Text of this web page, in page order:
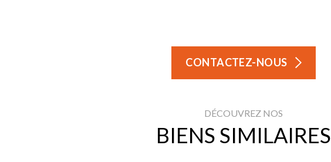
CONTACTEZ-NOUS
DÉCOUVREZ NOS
BIENS SIMILAIRES